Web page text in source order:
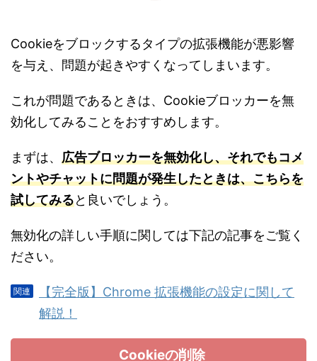
Cookieをブロックするタイプの拡張機能が悪影響
を与え、問題が起きやすくなってしまいます。
これが問題であるときは、Cookieブロッカーを無
効化してみることをおすすめします。
まずは、 広告ブロッカーを無効化し、それでもコメ
ントやチャットに問題が発生したときは、こちらを
試してみると良いでしょう。
無効化の詳しい手順に関しては下記の記事をご覧く
ださい。
【完全版】Chrome 拡張機能の設定に関して
解説！
Cookieの削除